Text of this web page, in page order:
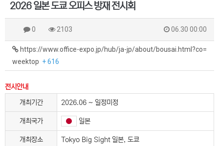
2026 일본 도쿄 오피스 방재 전시회
0 2103 06.30 00:00
https://www.office-expo.jp/hub/ja-jp/about/bousai.html?co=
weektop + 616
전시안내
개최기간
2026.06 ~ 일정미정
개최국가 일본
개최장소 Tokyo Big Sight 일본, 도쿄